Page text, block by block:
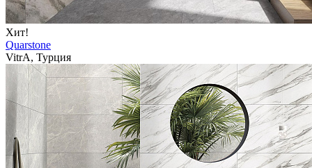
Хит!
Quarstone
VitrA, Турция